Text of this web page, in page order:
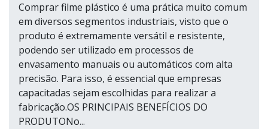
Comprar filme plástico é uma prática muito comum
em diversos segmentos industriais, visto que o
produto é extremamente versátil e resistente,
podendo ser utilizado em processos de
envasamento manuais ou automáticos com alta
precisão. Para isso, é essencial que empresas
capacitadas sejam escolhidas para realizar a
fabricação.OS PRINCIPAIS BENEFÍCIOS DO
PRODUTONo...